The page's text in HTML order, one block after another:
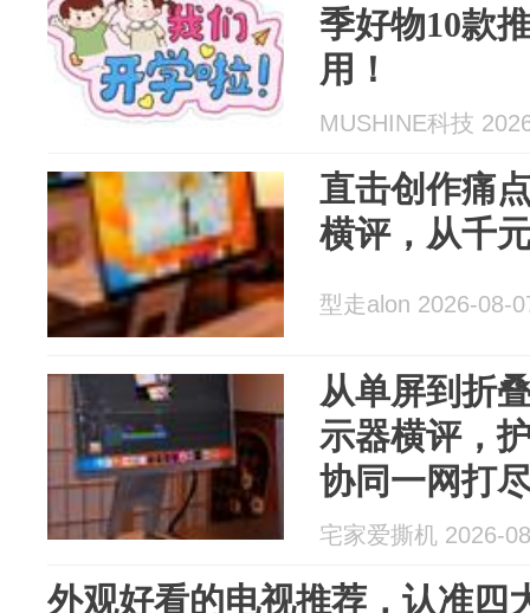
季好物10款
用！
MUSHINE科技
直击创作痛
横评，从千
型走alon 2026-08-
从单屏到折
示器横评，
协同一网打
宅家爱撕机 2026-
外观好看的电视推荐，认准四